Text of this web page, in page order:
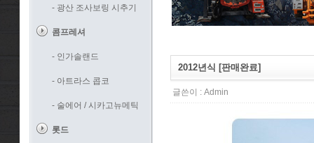
- 광산 조사보링 시추기
콤프레셔
- 인가솔랜드
- 아트라스 콥코
- 술에어 / 시카고뉴메틱
롯드
2012년식 [판매완료]
글쓴이 : Admin